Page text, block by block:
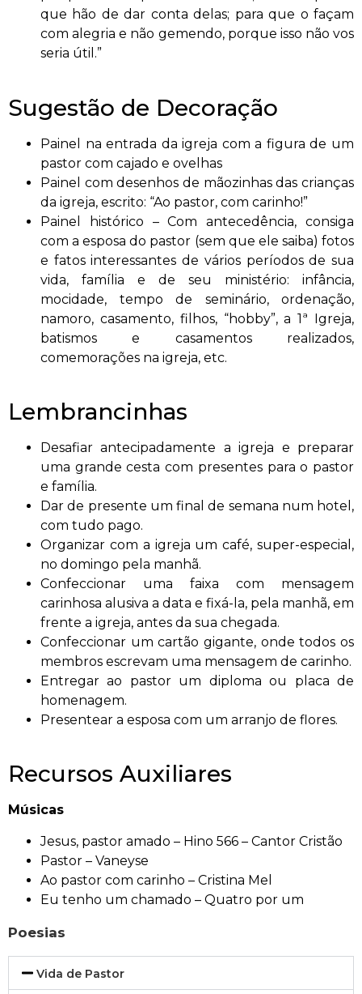
que hão de dar conta delas; para que o façam
com alegria e não gemendo, porque isso não vos
seria útil.”
Sugestão de Decoração
Painel na entrada da igreja com a figura de um
pastor com cajado e ovelhas
Painel com desenhos de mãozinhas das crianças
da igreja, escrito: “Ao pastor, com carinho!”
Painel histórico – Com antecedência, consiga
com a esposa do pastor (sem que ele saiba) fotos
e fatos interessantes de vários períodos de sua
vida, família e de seu ministério: infância,
mocidade, tempo de seminário, ordenação,
namoro, casamento, filhos, “hobby”, a 1ª Igreja,
batismos e casamentos realizados,
comemorações na igreja, etc.
Lembrancinhas
Desafiar antecipadamente a igreja e preparar
uma grande cesta com presentes para o pastor
e família.
Dar de presente um final de semana num hotel,
com tudo pago.
Organizar com a igreja um café, super-especial,
no domingo pela manhã.
Confeccionar uma faixa com mensagem
carinhosa alusiva a data e fixá-la, pela manhã, em
frente a igreja, antes da sua chegada.
Confeccionar um cartão gigante, onde todos os
membros escrevam uma mensagem de carinho.
Entregar ao pastor um diploma ou placa de
homenagem.
Presentear a esposa com um arranjo de flores.
Recursos Auxiliares
Músicas
Jesus, pastor amado – Hino 566 – Cantor Cristão
Pastor – Vaneyse
Ao pastor com carinho – Cristina Mel
Eu tenho um chamado – Quatro por um
Poesias
Vida de Pastor